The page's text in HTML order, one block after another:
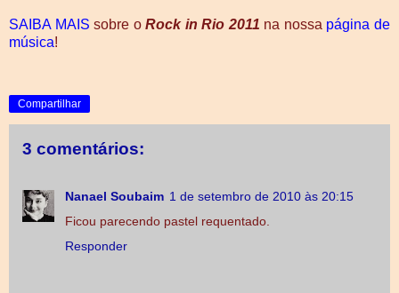
SAIBA MAISsobre oRock in Rio 2011 na nossa página de
música!
Compartilhar
3 comentários:
Nanael Soubaim 1 de setembro de 2010 às 20:15
Ficou parecendo pastel requentado.
Responder